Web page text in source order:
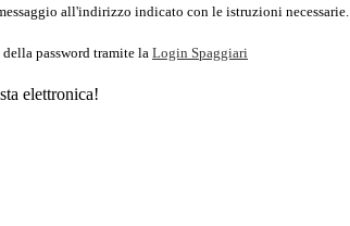
all'indirizzo indicato con le istruzioni necessarie.
password tramite la Login Spaggiari
elettronica!